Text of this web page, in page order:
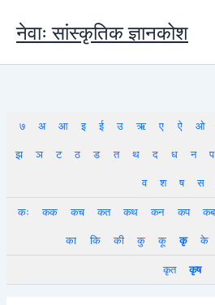
content
नेवाः सांस्कृतिक ज्ञानकोश
७ अ आ इ ई उ ऋ ए ऐ ओ
झ
ञ ट ठ ड त थ द ध न प
व
श ष स
कः
कक कच कत कथ कन कप कब
का
कि की कु कू कृ के
कृत
कृष